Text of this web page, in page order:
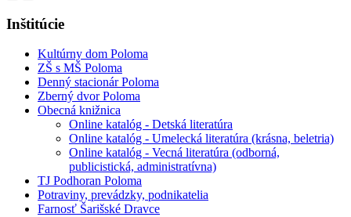
Inštitúcie
Kultúrny dom Poloma
ZŠ s MŠ Poloma
Denný stacionár Poloma
Zberný dvor Poloma
Obecná knižnica
Online katalóg - Detská literatúra
Online katalóg - Umelecká literatúra (krásna, beletria)
Online katalóg - Vecná literatúra (odborná,
publicistická, administratívna)
TJ Podhoran Poloma
Potraviny, prevádzky, podnikatelia
Farnosť Šarišské Dravce